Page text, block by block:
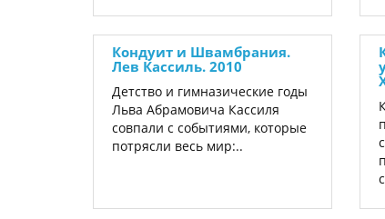
Кондуит и Швамбрания.
Лев Кассиль. 2010
Детство и гимназические годы
Льва Абрамовича Кассиля
совпали с событиями, которые
потрясли весь мир:..